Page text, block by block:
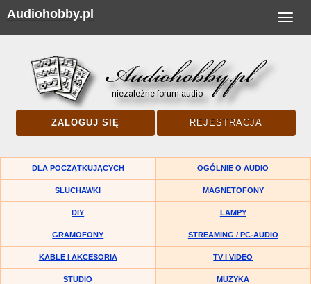
Toggle
Audiohobby.pl
ZALOGUJ SIĘ REJESTRACJA
DLA POCZĄTKUJĄCYCH OGÓLNIE O AUDIO
SŁUCHAWKI MAGNETOFONY
DIY LAMPY
GRAMOFONY STREAMING / PC-AUDIO
KABLE I AKCESORIA TV I VIDEO
STUDIO MUZYKA